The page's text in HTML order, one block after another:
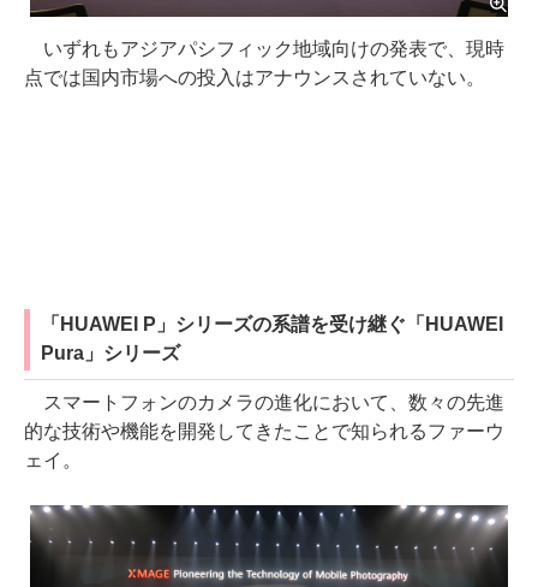
いずれもアジアパシフィック地域向けの発表で、現時
点では国内市場への投入はアナウンスされていない。
「HUAWEI P」シリーズの系譜を受け継ぐ「HUAWEI
Pura」シリーズ
スマートフォンのカメラの進化において、数々の先進
的な技術や機能を開発してきたことで知られるファーウ
ェイ。